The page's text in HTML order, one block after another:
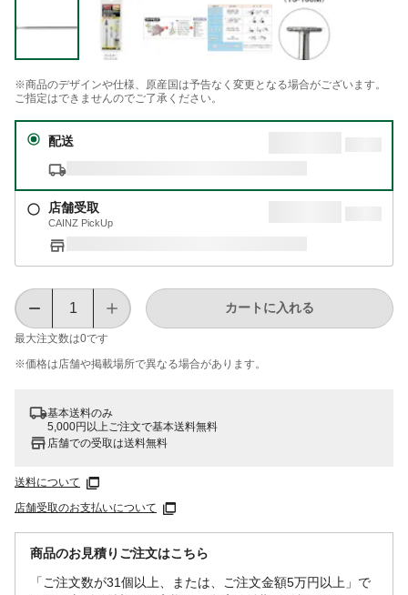
※商品のデザインや仕様、原産国は予告なく変更となる場合がございます。
ご指定はできませんのでご了承ください。
配送
店舗受取
CAINZ PickUp
最大注文数は0です
カートに入れる
※価格は​店舗や​掲載場所で​異なる​場合が​あります。
基本送料のみ
5,000円以上ご注文で基本送料無料
店舗での受取は送料無料
送料について
店舗受取のお支払いについて
商品のお見積りご注文はこちら
「ご注文数が31個以上、または、ご注文金額5万円以上」で